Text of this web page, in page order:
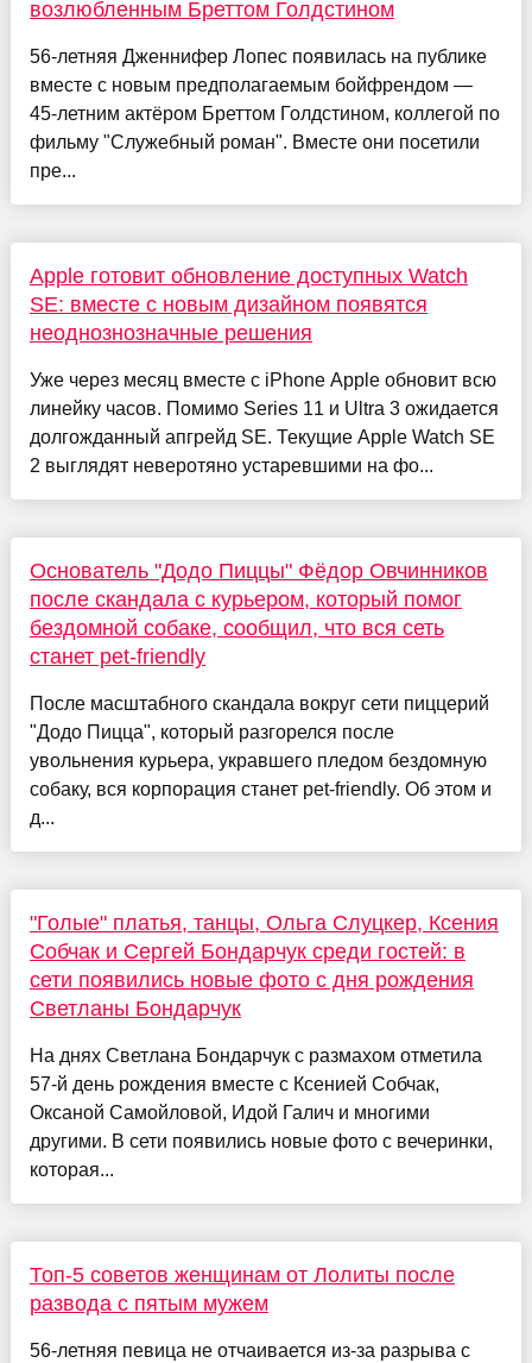
возлюбленным Бреттом Голдстином
56-летняя Дженнифер Лопес появилась на публике
вместе с новым предполагаемым бойфрендом —
45-летним актёром Бреттом Голдстином, коллегой по
фильму "Служебный роман". Вместе они посетили
пре...
Apple готовит обновление доступных Watch
SE: вместе с новым дизайном появятся
неоднознозначные решения
Уже через месяц вместе с iPhone Apple обновит всю
линейку часов. Помимо Series 11 и Ultra 3 ожидается
долгожданный апгрейд SE. Текущие Apple Watch SE
2 выглядят неверотяно устаревшими на фо...
Основатель "Додо Пиццы" Фёдор Овчинников
после скандала с курьером, который помог
бездомной собаке, сообщил, что вся сеть
станет pet-friendly
После масштабного скандала вокруг сети пиццерий
"Додо Пицца", который разгорелся после
увольнения курьера, укравшего пледом бездомную
собаку, вся корпорация станет pet-friendly. Об этом и
д...
"Голые" платья, танцы, Ольга Слуцкер, Ксения
Собчак и Сергей Бондарчук среди гостей: в
сети появились новые фото с дня рождения
Светланы Бондарчук
На днях Светлана Бондарчук с размахом отметила
57-й день рождения вместе с Ксенией Собчак,
Оксаной Самойловой, Идой Галич и многими
другими. В сети появились новые фото с вечеринки,
которая...
Топ-5 советов женщинам от Лолиты после
развода с пятым мужем
56-летняя певица не отчаивается из-за разрыва с